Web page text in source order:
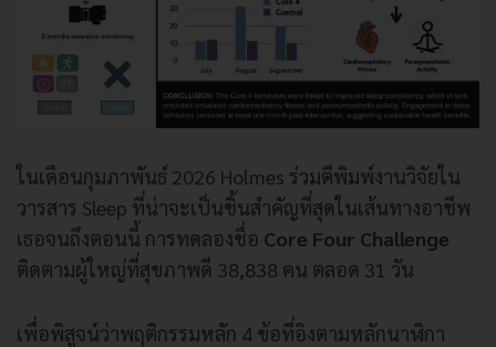
ในเดือนกุมภาพันธ์ 2026 Holmes ร่วมตีพิมพ์งานวิจัยใน
วารสาร Sleep ที่น่าจะเป็นชิ้นสำคัญที่สุดในเส้นทางอาชีพ
เธอจนถึงตอนนี้ การทดลองชื่อ Core Four Challenge
ติดตามผู้ใหญ่ที่สุขภาพดี 38,838 คน ตลอด 31 วัน
เพื่อพิสูจน์ว่าพฤติกรรมหลัก 4 ข้อที่อิงตามหลักนาฬิกา